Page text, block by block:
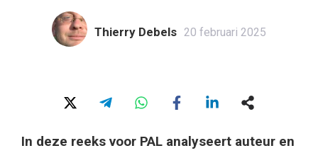
Thierry Debels 20 februari 2025
In deze reeks voor PAL analyseert auteur en